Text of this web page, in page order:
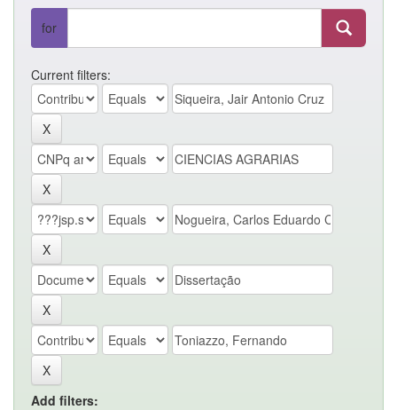
for
Current filters:
Add filters: